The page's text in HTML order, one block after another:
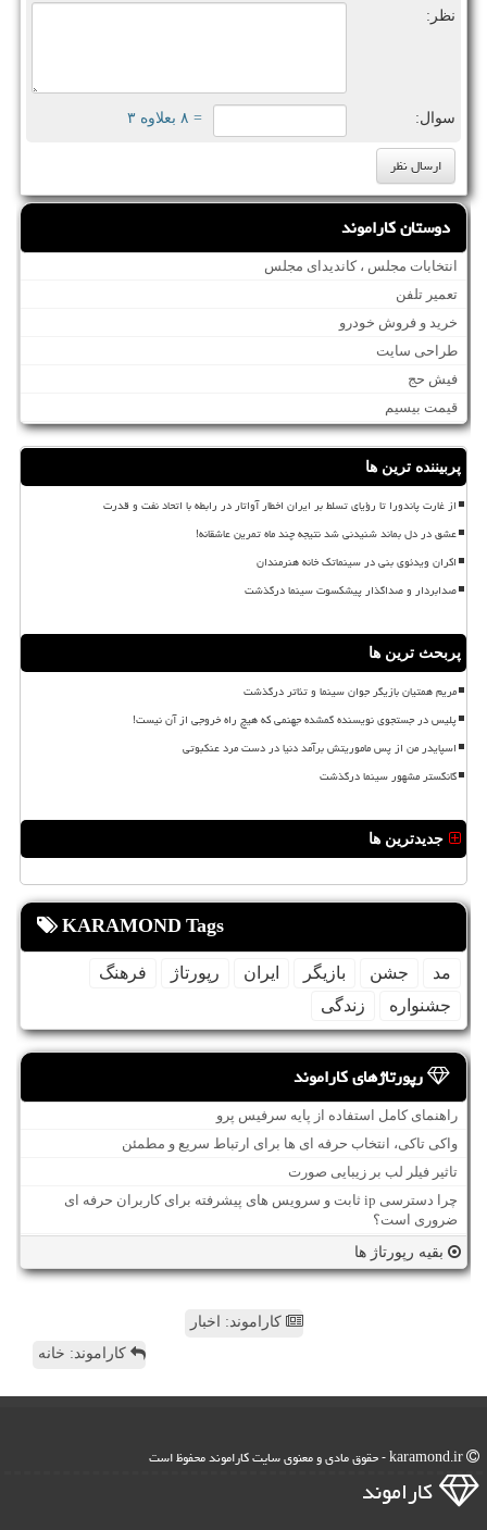
نظر:
سوال: = ۸ بعلاوه ۳
دوستان کاراموند
انتخابات مجلس ، کاندیدای مجلس
تعمیر تلفن
خرید و فروش خودرو
طراحی سایت
فیش حج
قیمت بیسیم
پربیننده ترین ها
از غارت پاندورا تا رؤیای تسلط بر ایران اخطار آواتار در رابطه با اتحاد نفت و قدرت
عشق در دل بماند شنیدنی شد نتیجه چند ماه تمرین عاشقانه!
اکران ویدئوی بنی در سینماتک خانه هنرمندان
صدابردار و صداگذار پیشکسوت سینما درگذشت
پربحث ترین ها
مریم همتیان بازیگر جوان سینما و تئاتر درگذشت
پلیس در جستجوی نویسنده گمشده جهنمی که هیچ راه خروجی از آن نیست!
اسپایدر من از پس ماموریتش برآمد دنیا در دست مرد عنکبوتی
گانگستر مشهور سینما درگذشت
جدیدترین ها
KARAMOND Tags
مد جشن بازیگر ایران رپورتاژ
فرهنگ
جشنواره
زندگی
رپورتاژهای کاراموند
راهنمای کامل استفاده از پایه سرفیس پرو
واکی تاکی، انتخاب حرفه ای ها برای ارتباط سریع و مطمئن
تاثیر فیلر لب بر زیبایی صورت
چرا دسترسی ip ثابت و سرویس های پیشرفته برای کاربران حرفه ای
ضروری است؟
بقیه رپورتاژ ها
کاراموند: اخبار
کاراموند: خانه
كاراموند